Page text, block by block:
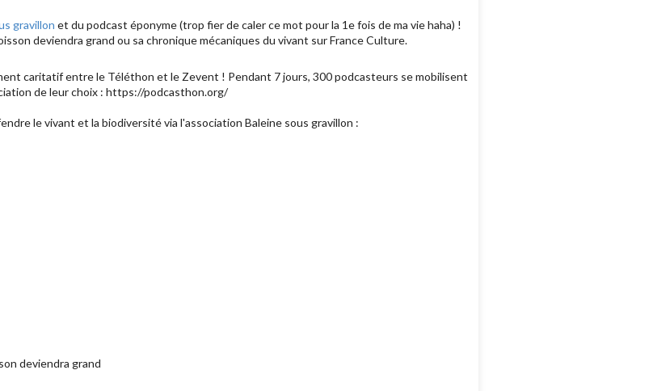
gravillon et du podcast éponyme (trop fier de caler ce mot pour la 1e fois de ma vie haha) !
deviendra grand ou sa chronique mécaniques du vivant sur France Culture.
caritatif entre le Téléthon et le Zevent ! Pendant 7 jours, 300 podcasteurs se mobilisent
de leur choix : https://podcasthon.org/
le vivant et la biodiversité via l'association Baleine sous gravillon :
deviendra grand